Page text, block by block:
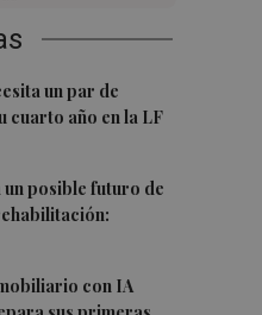
un par de
cuarto año en la LF
un posible futuro de
con IA